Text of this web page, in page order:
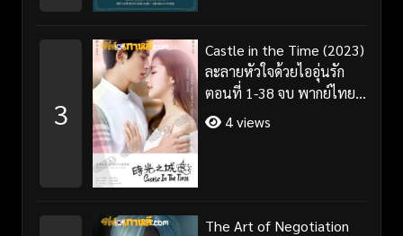
3
Castle in the Time (2023)
ละลายหัวใจด้วยไออุ่นรัก
ตอนที่ 1-38 จบ พากย์ไทย/
ซับไทย
4 views
The Art of Negotiation